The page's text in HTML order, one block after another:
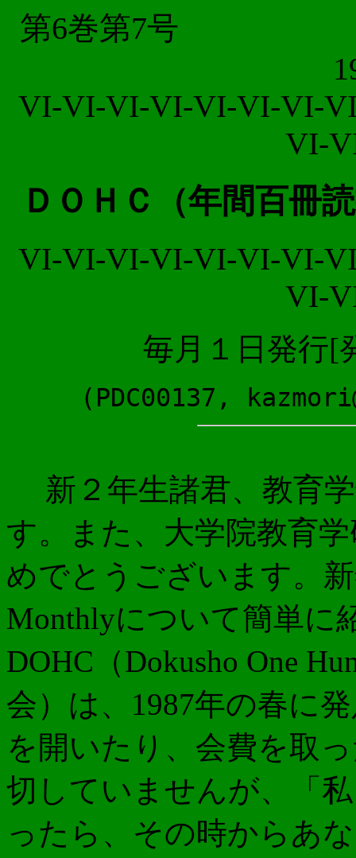
第6
VI-VI-VI-VI-VI-VI-VI-
VI-
ＤＯＨＣ（年間百冊
VI-VI-VI-VI-VI-VI-VI-
VI-
毎月１日発行[
(PDC00137,
新２年生諸君、教育
す。また、大学院教育
めでとうございます。
Monthlyについて簡単に
DOHC（Dokusho One
会）は、1987年の春に
を開いたり、会費を取
切していませんが、「
ったら、その時からあ